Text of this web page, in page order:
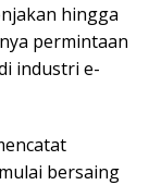
hingga
permintaan
industri e-
bersaing